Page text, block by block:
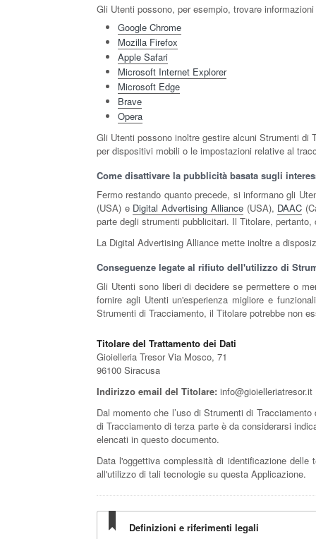
Gli Utenti possono, per esempio, trovare
Google Chrome
Mozilla Firefox
Apple Safari
Microsoft Internet Explorer
Microsoft Edge
Brave
Opera
Gli Utenti possono inoltre gestire alcuni Strumenti
per dispositivi mobili o le impostazioni relative al
Come disattivare la pubblicità basata sugli
Fermo restando quanto precede, si informano gli
(USA) e Digital Advertising Alliance(USA), DAAC
parte degli strumenti pubblicitari. Il Titolare,
La Digital Advertising Alliance mette inoltre a
Conseguenze legate al rifiuto dell'utilizzo di
Gli Utenti sono liberi di decidere se permettere o
fornire agli Utenti un'esperienza migliore e
Strumenti di Tracciamento, il Titolare potrebbe non
Titolare del Trattamento dei Dati
Gioielleria Tresor Via Mosco, 71
96100 Siracusa
Indirizzo email del Titolare: info@gioielleriatresor.it
Dal momento che l’uso di Strumenti di
di Tracciamento di terza parte è da considerarsi
elencati in questo documento.
Data l'oggettiva complessità di identificazione
all'utilizzo di tali tecnologie su questa Applicazione.
Definizioni e riferimenti legali